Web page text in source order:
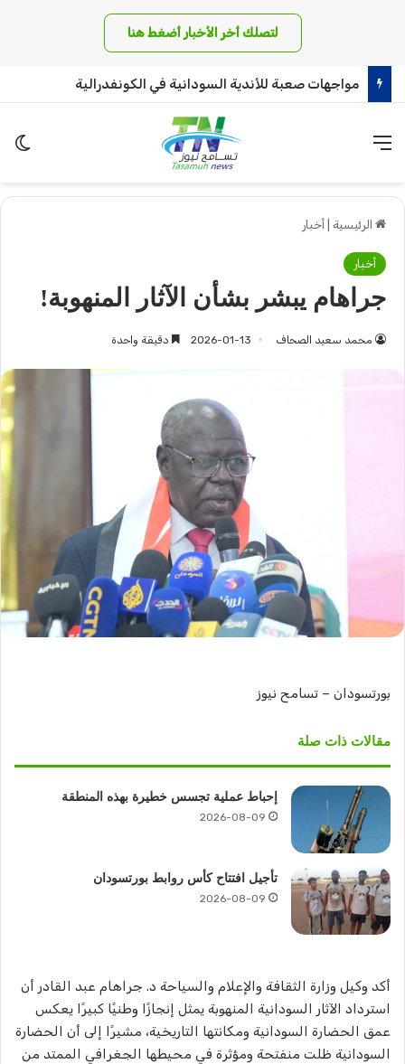
لتصلك أخر الأخبار أضغط هنا
مواجهات صعبة للأندية السودانية في الكونفدرالية
القائمة
الرئيسية أخبار
أخبار
جراهام يبشر بشأن الآثار المنهوبة!
محمد سعيد الصحاف 2026-01-13 دقيقة واحدة
بورتسودان – تسامح نيوز
مقالات ذات صلة
إحباط عملية تجسس خطيرة بهذه المنطقة
2026-08-09
تأجيل افتتاح كأس روابط بورتسودان
2026-08-09
أكد وكيل وزارة الثقافة والإعلام والسياحة د. جراهام عبد القادر أن
استرداد الآثار السودانية المنهوبة يمثل إنجازًا وطنيًا كبيرًا يعكس
عمق الحضارة السودانية ومكانتها التاريخية، مشيرًا إلى أن الحضارة
السودانية ظلت منفتحة ومؤثرة في محيطها الجغرافي الممتد من